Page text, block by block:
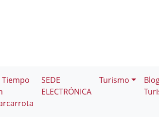
Tiempo
SEDE
ELECTRÓNICA
Turismo